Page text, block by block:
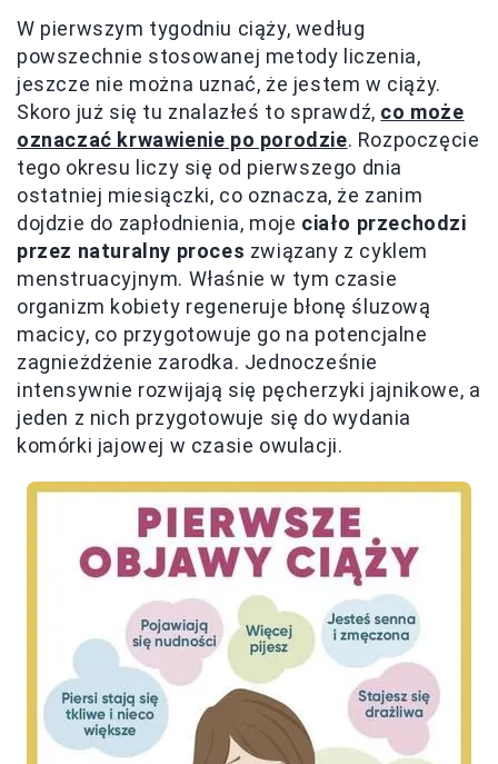
W pierwszym tygodniu ciąży, według
powszechnie stosowanej metody liczenia,
jeszcze nie można uznać, że jestem w ciąży.
Skoro już się tu znalazłeś to sprawdź, co może
oznaczać krwawienie po porodzie. Rozpoczęcie
tego okresu liczy się od pierwszego dnia
ostatniej miesiączki, co oznacza, że zanim
dojdzie do zapłodnienia, moje ciało przechodzi
przez naturalny proces związany z cyklem
menstruacyjnym. Właśnie w tym czasie
organizm kobiety regeneruje błonę śluzową
macicy, co przygotowuje go na potencjalne
zagnieżdżenie zarodka. Jednocześnie
intensywnie rozwijają się pęcherzyki jajnikowe, a
jeden z nich przygotowuje się do wydania
komórki jajowej w czasie owulacji.